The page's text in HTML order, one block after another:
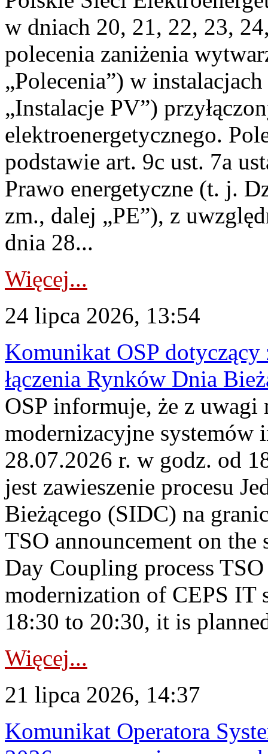
w dniach 20, 21, 22, 23,
polecenia zaniżenia
„Polecenia”) w
„Instalacje PV”)
elektroenergetycznego.
podstawie art. 9c ust. 7a
Prawo energetyczne (t. j.
zm., dalej „PE”), z
dnia 28...
Więcej...
24 lipca 2026, 13:54
Komunikat OSP dotyczący
łączenia Rynków Dnia
OSP informuje, że z uwagi
modernizacyjne
28.07.2026 r. w godz. od
jest zawieszenie procesu
Bieżącego (SIDC) na
TSO announcement on
Day Coupling process
modernization of CEPS IT
18:30 to 20:30, it is
Więcej...
21 lipca 2026, 14:37
Komunikat Operatora